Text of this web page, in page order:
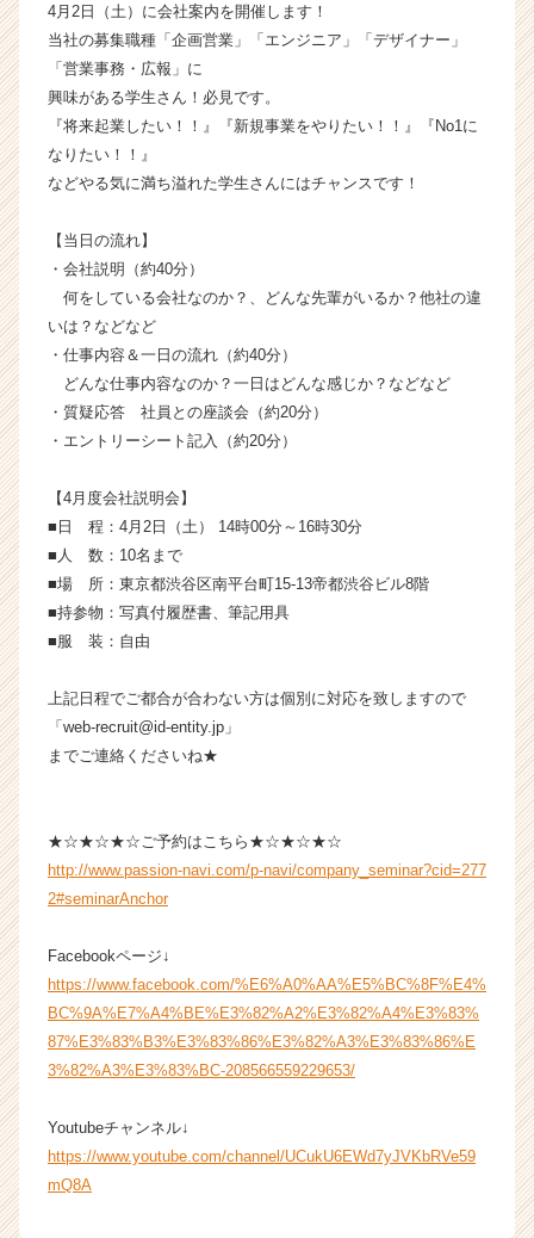
く
就
活
サ
イ
ア
ア
h
e
r
C
e
4月2日（土）に会社案内を開催します！
当社の募集職種「企画営業」「エンジニア」「デザイナー」
「営業事務・広報」に
興味がある学生さん！必見です。
『将来起業したい！！』『新規事業をやりたい！！』『No1に
なりたい！！』
などやる気に満ち溢れた学生さんにはチャンスです！
【当日の流れ】
・会社説明（約40分）
何をしている会社なのか？、どんな先輩がいるか？他社の違
いは？などなど
・仕事内容＆一日の流れ（約40分）
どんな仕事内容なのか？一日はどんな感じか？などなど
・質疑応答 社員との座談会（約20分）
・エントリーシート記入（約20分）
【4月度会社説明会】
■日 程：4月2日（土） 14時00分～16時30分
■人 数：10名まで
■場 所：東京都渋谷区南平台町15-13帝都渋谷ビル8階
■持参物：写真付履歴書、筆記用具
■服 装：自由
上記日程でご都合が合わない方は個別に対応を致しますので
「web-recruit@id-entity.jp」
までご連絡くださいね★
★☆★☆★☆ご予約はこちら★☆★☆★☆
http://www.passion-navi.com/p-navi/company_seminar?cid=277
2#seminarAnchor
Facebookページ↓
https://www.facebook.com/%E6%A0%AA%E5%BC%8F%E4%
BC%9A%E7%A4%BE%E3%82%A2%E3%82%A4%E3%83%
87%E3%83%B3%E3%83%86%E3%82%A3%E3%83%86%E
3%82%A3%E3%83%BC-208566559229653/
Youtubeチャンネル↓
https://www.youtube.com/channel/UCukU6EWd7yJVKbRVe59
mQ8A